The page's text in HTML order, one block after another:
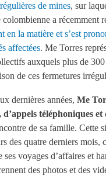
de mines, sur
a récemment
en la matière et s’est
affectées. Me Torres
auxquels plus de
de ces fermetures
dernières années, Me
téléphoniques et
de sa famille. Cette
des quatre derniers mois,
voyages d’affaires et
des photos et des